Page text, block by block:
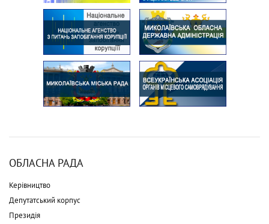
ОБЛАСНА РАДА
Керівництво
Депутатський корпус
Президія